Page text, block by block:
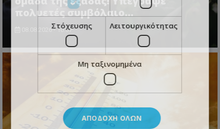
πολυετές συμβόλαιο...
08.08.2026 - 10:07Στόχευσης Λειτουργικότητας
Μη ταξινομημένα
ΑΠΟΔΟΧΉ ΌΛΩΝ